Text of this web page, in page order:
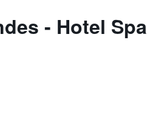
- Hotel Spa